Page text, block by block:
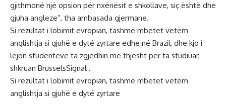
gjithmonë një opsion për nxënësit e shkollave, siç është dhe
gjuha angleze”, tha ambasada gjermane.
Si rezultat i lobimit evropian, tashmë mbetet vetëm
anglishtja si gjuhë e dytë zyrtare edhe në Brazil, dhe kjo i
lejon studentëve ta zgjedhin më thjesht për ta studiuar,
shkruan BrusselsSignal .
Si rezultat i lobimit evropian, tashmë mbetet vetëm
anglishtja si gjuhë e dytë zyrtare